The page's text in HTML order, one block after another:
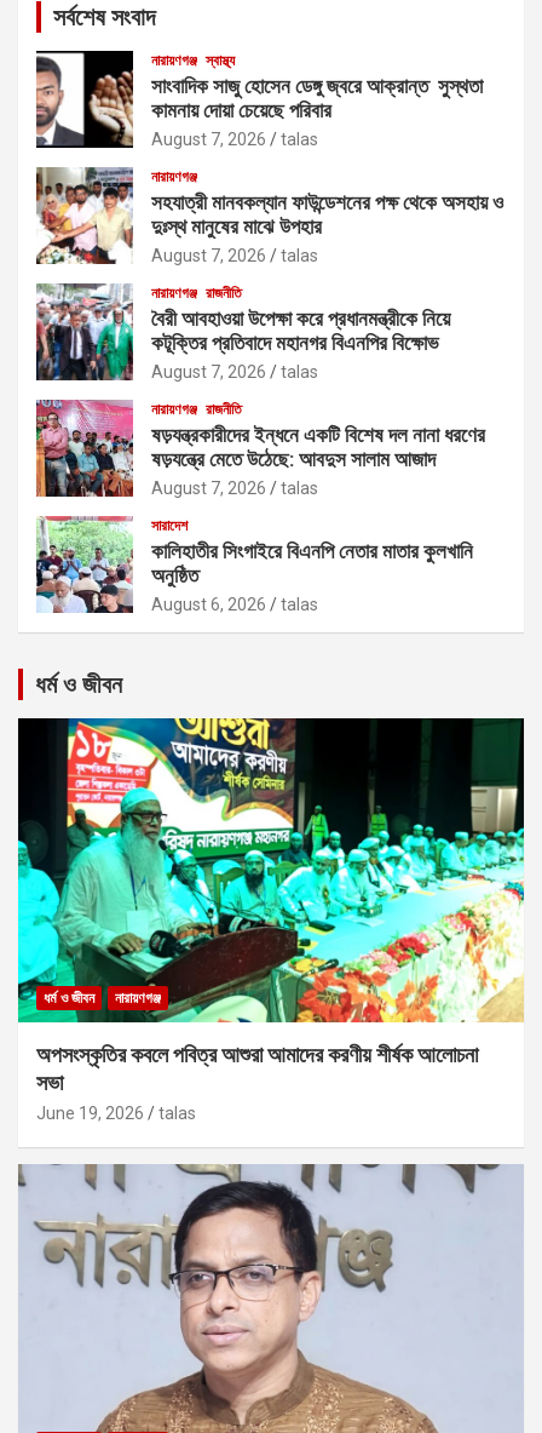
সর্বশেষ সংবাদ
নারায়ণগঞ্জ স্বাস্থ্য
সাংবাদিক সাজু হোসেন ডেঙ্গু জ্বরে আক্রান্ত সুস্থতা
কামনায় দোয়া চেয়েছে পরিবার
August 7, 2026 talas
নারায়ণগঞ্জ
সহযাত্রী মানবকল্যান ফাউন্ডেশনের পক্ষ থেকে অসহায় ও
দুঃস্থ মানুষের মাঝে উপহার
August 7, 2026 talas
নারায়ণগঞ্জ রাজনীতি
বৈরী আবহাওয়া উপেক্ষা করে প্রধানমন্ত্রীকে নিয়ে
কটূক্তির প্রতিবাদে মহানগর বিএনপির বিক্ষোভ
August 7, 2026 talas
নারায়ণগঞ্জ রাজনীতি
ষড়যন্ত্রকারীদের ইন্ধনে একটি বিশেষ দল নানা ধরণের
ষড়যন্ত্রে মেতে উঠেছে: আবদুস সালাম আজাদ
August 7, 2026 talas
সারাদেশ
কালিহাতীর সিংগাইরে বিএনপি নেতার মাতার কুলখানি
অনুষ্ঠিত
August 6, 2026 talas
ধর্ম ও জীবন
ধর্ম ও জীবন নারায়ণগঞ্জ
অপসংস্কৃতির কবলে পবিত্র আশুরা আমাদের করণীয় শীর্ষক আলোচনা
সভা
June 19, 2026 talas